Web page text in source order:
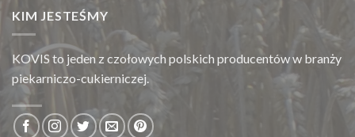
KIM JESTEŚMY
KOVIS to jeden z czołowych polskich producentów w branży
piekarniczo-cukierniczej.